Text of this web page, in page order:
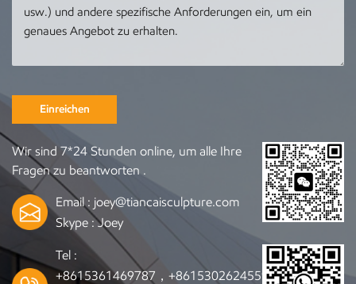
Einreichen
Wir sind 7*24 Stunden online, um alle Ihre
Fragen zu beantworten .
Email : joey@tiancaisculpture.com
Skype :Joey
Tel :
+8615361469787，+8615302624559